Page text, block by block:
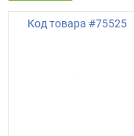
Код товара #75525